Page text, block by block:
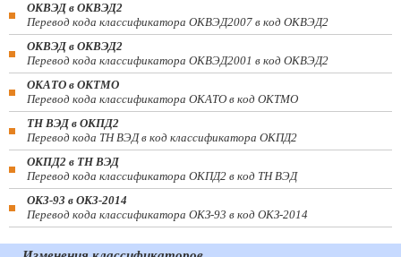
ОКВЭД в ОКВЭД2
Перевод кода классификатора ОКВЭД2007 в код ОКВЭД2
ОКВЭД в ОКВЭД2
Перевод кода классификатора ОКВЭД2001 в код ОКВЭД2
ОКАТО в ОКТМО
Перевод кода классификатора ОКАТО в код ОКТМО
ТН ВЭД в ОКПД2
Перевод кода ТН ВЭД в код классификатора ОКПД2
ОКПД2 в ТН ВЭД
Перевод кода классификатора ОКПД2 в код ТН ВЭД
ОКЗ-93 в ОКЗ-2014
Перевод кода классификатора ОКЗ-93 в код ОКЗ-2014